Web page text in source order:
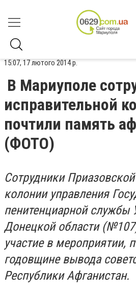
15:07, 17 лютого 2014 р.
В Мариуполе
исправительной
почтили память
(ФОТО)
Сотрудники
колонии управления
пенитенциарной службы
Донецкой области
участие в мероприятии,
годовщине вывода
Республики Афганистан.